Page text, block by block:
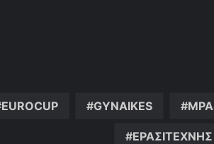
EUROCUP GYNAIKES
ΕΡΑΣΙΤΕΧΝΗΣ